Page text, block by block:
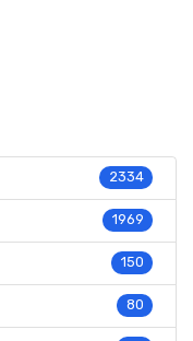
2334
1969
150
80